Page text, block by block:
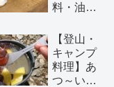
料・油の
には 100
円均一ア
イテム が
おすす
【登山・
キャンプ
料理】あ
つ～い夏